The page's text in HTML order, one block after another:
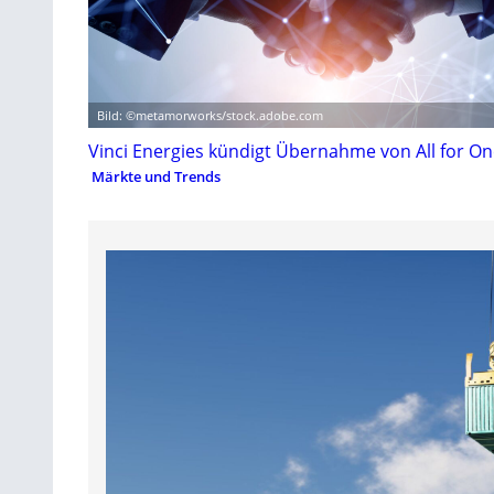
Bild: ©metamorworks/stock.adobe.com
Vinci Energies kündigt Übernahme von All for
Märkte und Trends